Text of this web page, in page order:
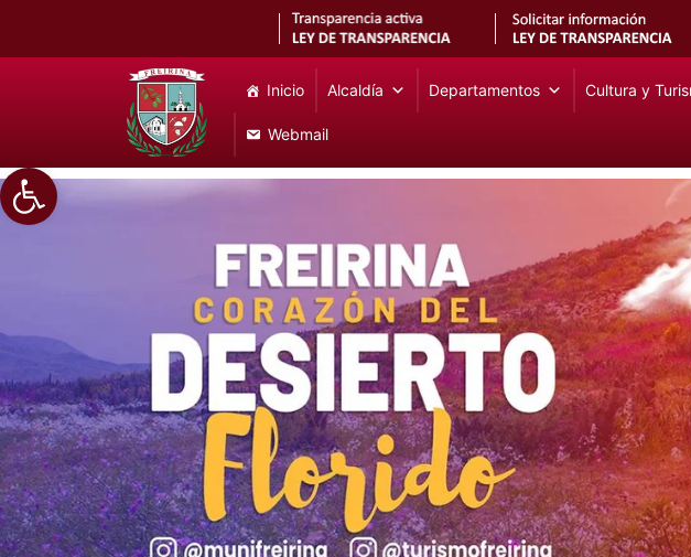
Abrir barra de herramientas
Inicio Alcaldía Departamentos Cultura y
Webmail